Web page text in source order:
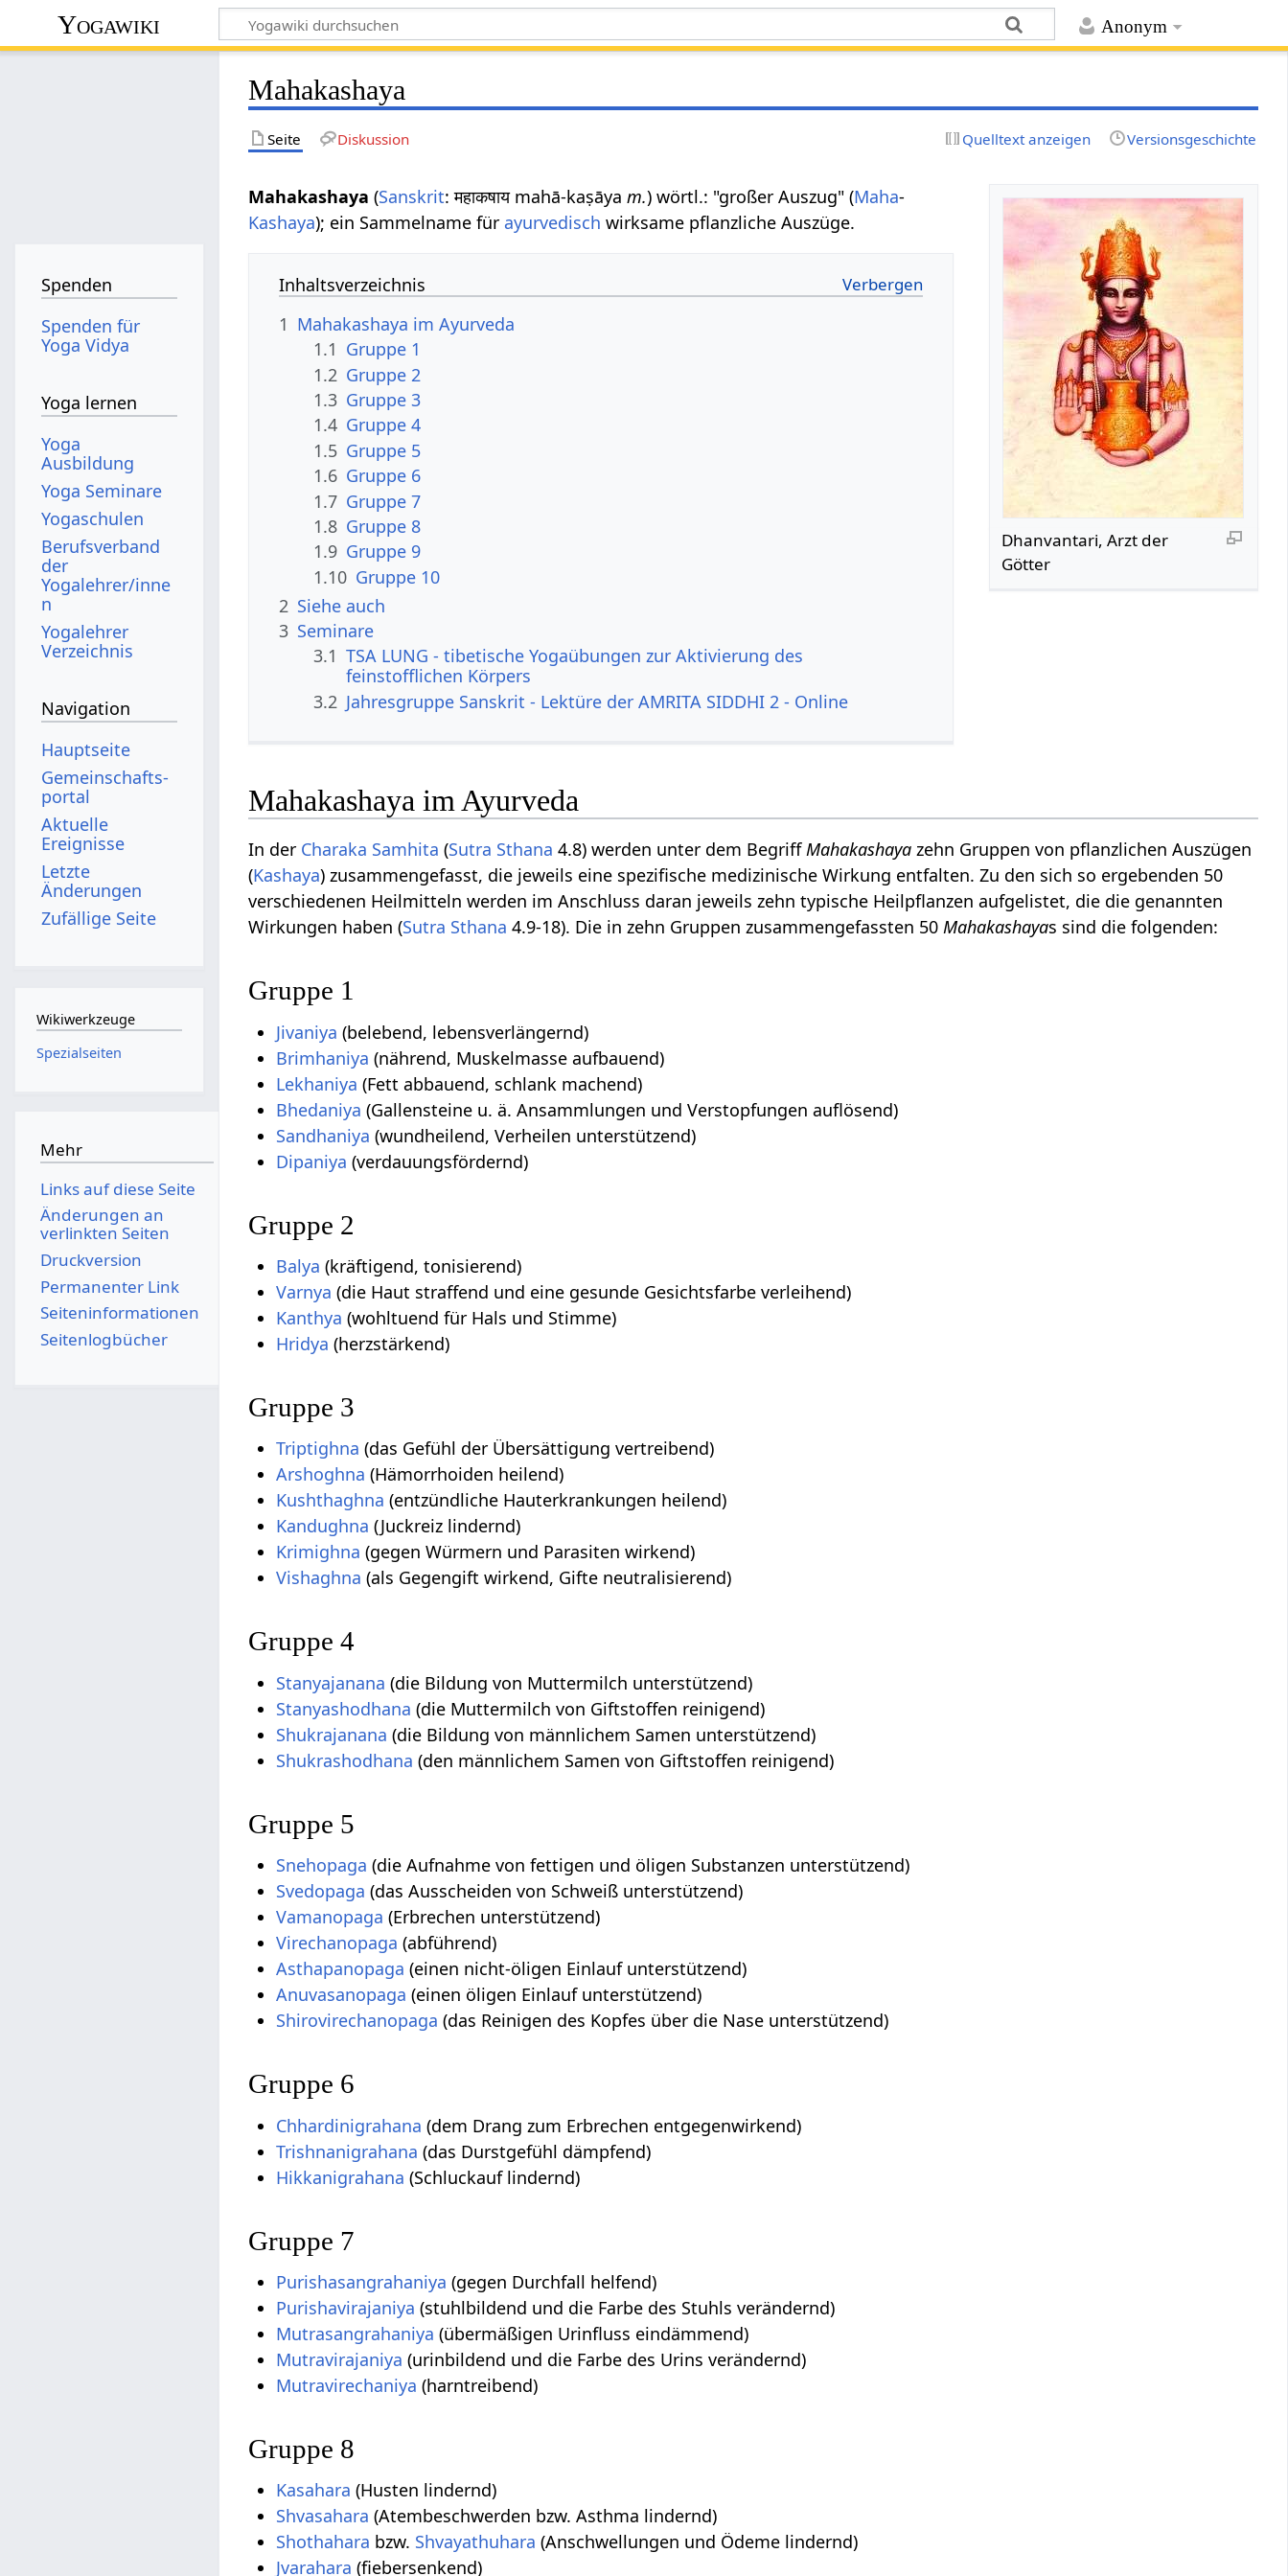
Anonym
Yogawiki
Mahakashaya
Seite Diskussion Quelltext anzeigen Versionsgeschichte
Dhanvantari, Arzt der
Götter
Mahakashaya (Sanskrit: महाकषाय mahā-kaṣāyam.) wörtl.: "großer Auszug" (Maha-
Kashaya); ein Sammelname für ayurvedisch wirksame pflanzliche Auszüge.
Inhaltsverzeichnis
1 Mahakashaya im Ayurveda
1.1 Gruppe 1
1.2 Gruppe 2
1.3 Gruppe 3
1.4 Gruppe 4
1.5 Gruppe 5
1.6 Gruppe 6
1.7 Gruppe 7
1.8 Gruppe 8
1.9 Gruppe 9
1.10 Gruppe 10
2 Siehe auch
3 Seminare
3.1 TSA LUNG - tibetische Yogaübungen zur Aktivierung des
feinstofflichen Körpers
3.2 Jahresgruppe Sanskrit - Lektüre der AMRITA SIDDHI 2 - Online
Mahakashaya im Ayurveda
In der Charaka Samhita (Sutra Sthana 4.8) werden unter dem BegriffMahakashaya zehn Gruppen von pflanzlichen Auszügen
(Kashaya) zusammengefasst, die jeweils eine spezifische medizinische Wirkung entfalten. Zu den sich so ergebenden 50
verschiedenen Heilmitteln werden im Anschluss daran jeweils zehn typische Heilpflanzen aufgelistet, die die genannten
Wirkungen haben (Sutra Sthana 4.9-18). Die in zehn Gruppen zusammengefassten 50Mahakashayas sind die folgenden:
Gruppe 1
Jivaniya (belebend, lebensverlängernd)
Brimhaniya (nährend, Muskelmasse aufbauend)
Lekhaniya (Fett abbauend, schlank machend)
Bhedaniya (Gallensteine u. ä. Ansammlungen und Verstopfungen auflösend)
Sandhaniya (wundheilend, Verheilen unterstützend)
Dipaniya (verdauungsfördernd)
Gruppe 2
Balya (kräftigend, tonisierend)
Varnya (die Haut straffend und eine gesunde Gesichtsfarbe verleihend)
Kanthya (wohltuend für Hals und Stimme)
Hridya (herzstärkend)
Gruppe 3
Triptighna (das Gefühl der Übersättigung vertreibend)
Arshoghna (Hämorrhoiden heilend)
Kushthaghna (entzündliche Hauterkrankungen heilend)
Kandughna (Juckreiz lindernd)
Krimighna (gegen Würmern und Parasiten wirkend)
Vishaghna (als Gegengift wirkend, Gifte neutralisierend)
Gruppe 4
Stanyajanana (die Bildung von Muttermilch unterstützend)
Stanyashodhana (die Muttermilch von Giftstoffen reinigend)
Shukrajanana (die Bildung von männlichem Samen unterstützend)
Shukrashodhana (den männlichem Samen von Giftstoffen reinigend)
Gruppe 5
Snehopaga (die Aufnahme von fettigen und öligen Substanzen unterstützend)
Svedopaga (das Ausscheiden von Schweiß unterstützend)
Vamanopaga (Erbrechen unterstützend)
Virechanopaga (abführend)
Asthapanopaga (einen nicht-öligen Einlauf unterstützend)
Anuvasanopaga (einen öligen Einlauf unterstützend)
Shirovirechanopaga (das Reinigen des Kopfes über die Nase unterstützend)
Gruppe 6
Chhardinigrahana (dem Drang zum Erbrechen entgegenwirkend)
Trishnanigrahana (das Durstgefühl dämpfend)
Hikkanigrahana (Schluckauf lindernd)
Gruppe 7
Purishasangrahaniya (gegen Durchfall helfend)
Purishavirajaniya (stuhlbildend und die Farbe des Stuhls verändernd)
Mutrasangrahaniya (übermäßigen Urinfluss eindämmend)
Mutravirajaniya (urinbildend und die Farbe des Urins verändernd)
Mutravirechaniya (harntreibend)
Gruppe 8
Kasahara (Husten lindernd)
Shvasahara (Atembeschwerden bzw. Asthma lindernd)
Shothahara bzw. Shvayathuhara (Anschwellungen und Ödeme lindernd)
Jvarahara (fiebersenkend)
Spenden
Spenden für
Yoga Vidya
Yoga lernen
Yoga
Ausbildung
Yoga Seminare
Yogaschulen
Berufsverband
der
Yogalehrer/inne
n
Yogalehrer
Verzeichnis
Navigation
Hauptseite
Gemeinschafts­
portal
Aktuelle
Ereignisse
Letzte
Änderungen
Zufällige Seite
Wikiwerkzeuge
Spezialseiten
Mehr
Links auf diese Seite
Änderungen an
verlinkten Seiten
Druckversion
Permanenter Link
Seiten­­informationen
Seitenlogbücher